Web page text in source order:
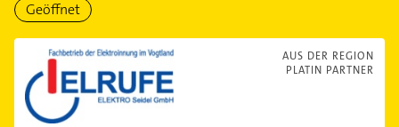
Geöffnet
AUS DER REGION
PLATIN PARTNER